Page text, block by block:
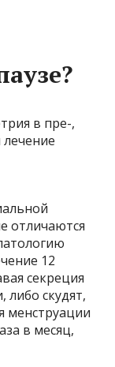
отличаются
12
секреция
либо скудят,
менструации
в месяц,